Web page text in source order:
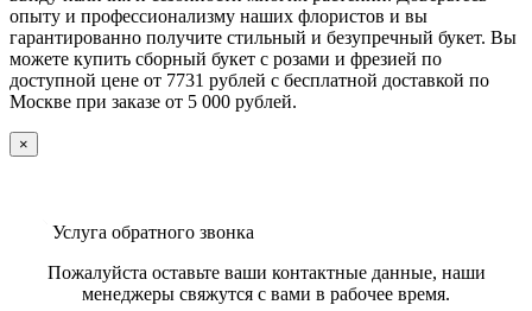
опыту и профессионализму наших флористов и вы
гарантированно получите стильный и безупречный букет. Вы
можете купить сборный букет с розами и фрезией по
доступной цене от 7731 рублей с бесплатной доставкой по
Москве при заказе от 5 000 рублей.
×
Услуга обратного звонка
Пожалуйста оставьте ваши контактные данные, наши
менеджеры свяжутся с вами в рабочее время.